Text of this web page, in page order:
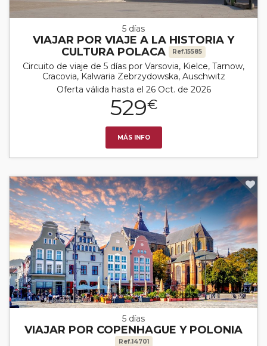
5 días
VIAJAR POR VIAJE A LA HISTORIA Y
CULTURA POLACA
Ref.15585
Circuito de viaje de 5 días por Varsovia, Kielce, Tarnow,
Cracovia, Kalwaria Zebrzydowska, Auschwitz
Oferta válida hasta el 26 Oct. de 2026
529€
MÁS INFO
5 días
VIAJAR POR COPENHAGUE Y POLONIA
Ref.14701